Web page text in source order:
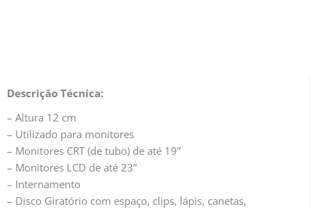
Descrição Técnica:
– Altura 12 cm
– Utilizado para monitores
– Monitores CRT (de tubo) de até 19”
– Monitores LCD de até 23”
– Internamento
– Disco Giratório com espaço, clips, lápis, canetas,